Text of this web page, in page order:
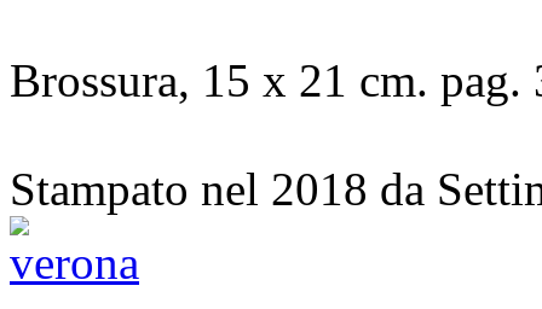
Brossura, 15 x 21 cm.
Stampato nel 2018 da